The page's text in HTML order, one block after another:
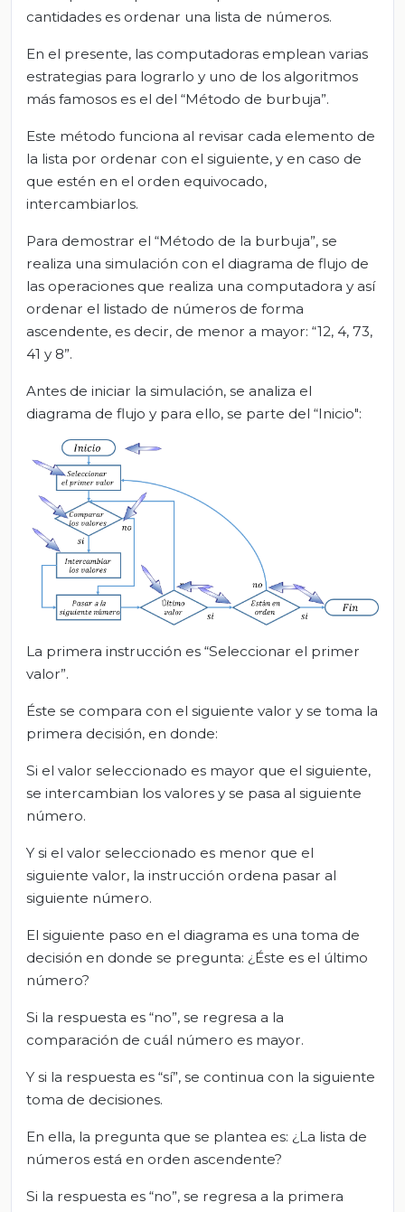
cantidades es ordenar una lista de números.
En el presente, las computadoras emplean varias
estrategias para lograrlo y uno de los algoritmos
más famosos es el del “Método de burbuja”.
Este método funciona al revisar cada elemento de
la lista por ordenar con el siguiente, y en caso de
que estén en el orden equivocado,
intercambiarlos.
Para demostrar el “Método de la burbuja”, se
realiza una simulación con el diagrama de flujo de
las operaciones que realiza una computadora y así
ordenar el listado de números de forma
ascendente, es decir, de menor a mayor: “12, 4, 73,
41 y 8”.
Antes de iniciar la simulación, se analiza el
diagrama de flujo y para ello, se parte del “Inicio":
La primera instrucción es “Seleccionar el primer
valor”.
Éste se compara con el siguiente valor y se toma la
primera decisión, en donde:
Si el valor seleccionado es mayor que el siguiente,
se intercambian los valores y se pasa al siguiente
número.
Y si el valor seleccionado es menor que el
siguiente valor, la instrucción ordena pasar al
siguiente número.
El siguiente paso en el diagrama es una toma de
decisión en donde se pregunta: ¿Éste es el último
número?
Si la respuesta es “no”, se regresa a la
comparación de cuál número es mayor.
Y si la respuesta es “sí”, se continua con la siguiente
toma de decisiones.
En ella, la pregunta que se plantea es: ¿La lista de
números está en orden ascendente?
Si la respuesta es “no”, se regresa a la primera